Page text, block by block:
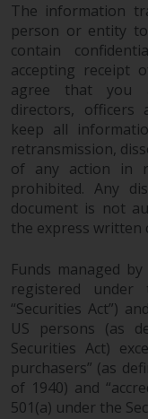
und
sind als
mit
Arten
weisen
Die auf
werden
The information
person or entity
contain
accepting receipt
agree that you
directors, officers
keep all
retransmission,
of any action in
prohibited. Any
document is not
the express written
Funds managed
registered
“Securities Act”)
US persons (as
Securities Act)
purchasers” (as
of 1940) and
501(a) under the